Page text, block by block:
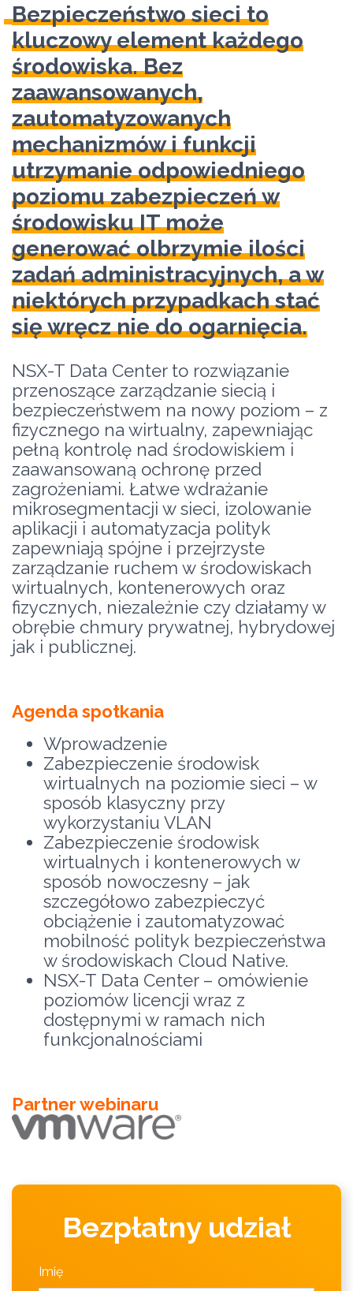
Bezpieczeństwo sieci to
kluczowy element każdego
środowiska. Bez
zaawansowanych,
zautomatyzowanych
mechanizmów i funkcji
utrzymanie odpowiedniego
poziomu zabezpieczeń w
środowisku IT może
generować olbrzymie ilości
zadań administracyjnych, a w
niektórych przypadkach stać
się wręcz nie do ogarnięcia.
NSX-T Data Center to rozwiązanie
przenoszące zarządzanie siecią i
bezpieczeństwem na nowy poziom – z
fizycznego na wirtualny, zapewniając
pełną kontrolę nad środowiskiem i
zaawansowaną ochronę przed
zagrożeniami. Łatwe wdrażanie
mikrosegmentacji w sieci, izolowanie
aplikacji i automatyzacja polityk
zapewniają spójne i przejrzyste
zarządzanie ruchem w środowiskach
wirtualnych, kontenerowych oraz
fizycznych, niezależnie czy działamy w
obrębie chmury prywatnej, hybrydowej
jak i publicznej.
Agenda spotkania
Wprowadzenie
Zabezpieczenie środowisk
wirtualnych na poziomie sieci – w
sposób klasyczny przy
wykorzystaniu VLAN
Zabezpieczenie środowisk
wirtualnych i kontenerowych w
sposób nowoczesny – jak
szczegółowo zabezpieczyć
obciążenie i zautomatyzować
mobilność polityk bezpieczeństwa
w środowiskach Cloud Native.
NSX-T Data Center – omówienie
poziomów licencji wraz z
dostępnymi w ramach nich
funkcjonalnościami
Partner webinaru
Bezpłatny udział
Imię